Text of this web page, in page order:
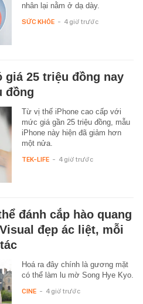
nhân lại nằm ở dạ dày.
SỨC KHỎE - 4 giờ trước
giá 25 triệu đồng nay
đồng
Từ vị thế iPhone cao cấp với
mức giá gần 25 triệu đồng, mẫu
iPhone này hiện đã giảm hơn
một nửa.
TEK-LIFE - 4 giờ trước
đánh cắp hào quang
đẹp ác liệt, mỗi
Hoá ra đây chính là gương mặt
có thể làm lu mờ Song Hye Kyo.
CINE - 4 giờ trước